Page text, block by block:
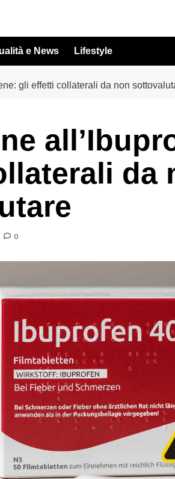
e News Lifestyle
gli effetti collaterali da non
da
0